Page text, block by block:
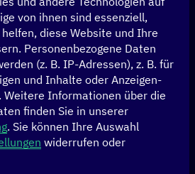
Center, Accra, Greater Region,
Week
von ihnen sind essenziell,
diese Website und Ihre
Personenbezogene Daten
(z. B. IP-Adressen), z. B. für
und Inhalte oder Anzeigen-
Weitere Informationen über die
finden Sie in unserer
. Sie können Ihre Auswahl
widerrufen oder